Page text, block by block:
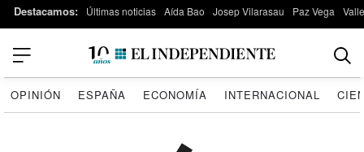
Destacamos: Últimas noticias Aída Bao Josep Vilarasau Paz Vega
OPINIÓN ESPAÑA ECONOMÍA INTERNACIONAL